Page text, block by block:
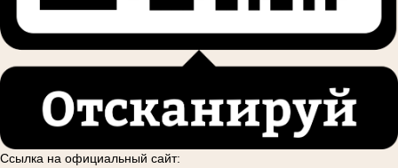
Ссылка на официальный сайт: